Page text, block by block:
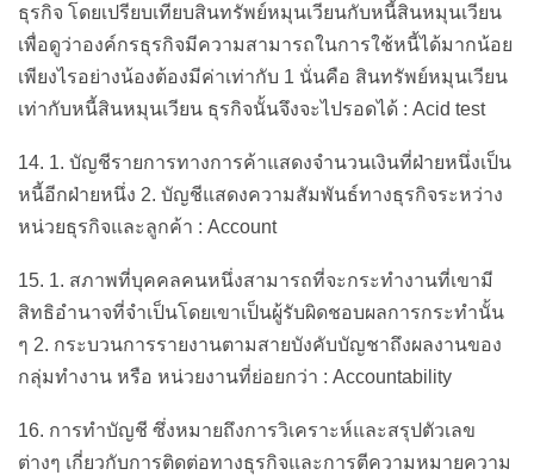
ธุรกิจ โดยเปรียบเทียบสินทรัพย์หมุนเวียนกับหนี้สินหมุนเวียน
เพื่อดูว่าองค์กรธุรกิจมีความสามารถในการใช้หนี้ได้มากน้อย
เพียงไรอย่างน้องต้องมีค่าเท่ากับ 1 นั่นคือ สินทรัพย์หมุนเวียน
เท่ากับหนี้สินหมุนเวียน ธุรกิจนั้นจึงจะไปรอดได้ : Acid test
14. 1. บัญชีรายการทางการค้าแสดงจำนวนเงินที่ฝ่ายหนึ่งเป็น
หนี้อีกฝ่ายหนึ่ง 2. บัญชีแสดงความสัมพันธ์ทางธุรกิจระหว่าง
หน่วยธุรกิจและลูกค้า : Account
15. 1. สภาพที่บุคคลคนหนึ่งสามารถที่จะกระทำงานที่เขามี
สิทธิอำนาจที่จำเป็นโดยเขาเป็นผู้รับผิดชอบผลการกระทำนั้น
ๆ 2. กระบวนการรายงานตามสายบังคับบัญชาถึงผลงานของ
กลุ่มทำงาน หรือ หน่วยงานที่ย่อยกว่า : Accountability
16. การทำบัญชี ซึ่งหมายถึงการวิเคราะห์และสรุปตัวเลข
ต่างๆ เกี่ยวกับการติดต่อทางธุรกิจและการตีความหมายความ